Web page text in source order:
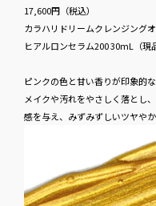
17,600円​（税込）
カラハリドリームクレンジング
ヒアルロンセラム200 30mL（現
ピンクの色と甘い香りが印象的
メイクや汚れをやさしく落とし
感を与え、みずみずしいツヤやか